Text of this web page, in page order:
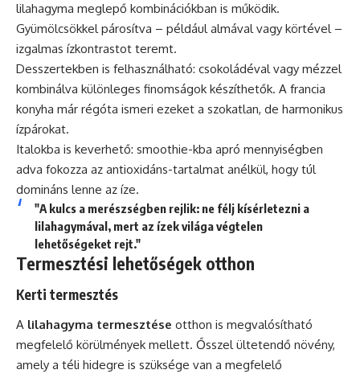
lilahagyma meglepő kombinációkban is működik.
Gyümölcsökkel párosítva – például almával vagy körtével –
izgalmas ízkontrastot teremt.
Desszertekben is felhasználható: csokoládéval vagy mézzel
kombinálva különleges finomságok készíthetők. A francia
konyha már régóta ismeri ezeket a szokatlan, de harmonikus
ízpárokat.
Italokba is keverhető: smoothie-kba apró mennyiségben
adva fokozza az antioxidáns-tartalmat anélkül, hogy túl
domináns lenne az íze.
"A kulcs a merészségben rejlik: ne félj kísérletezni a
lilahagymával, mert az ízek világa végtelen
lehetőségeket rejt."
Termesztési lehetőségek otthon
Kerti termesztés
A lilahagyma termesztése otthon is megvalósítható
megfelelő körülmények mellett. Ősszel ültetendő növény,
amely a téli hidegre is szüksége van a megfelelő